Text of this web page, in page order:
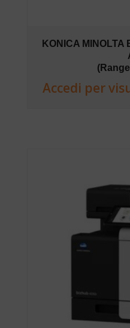
KONICA MINOLTA
Accedi per